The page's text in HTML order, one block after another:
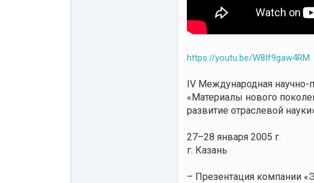
https://youtu.be/W8If9gaw4RM
IV Международная научно-
«Материалы нового
развитие отраслевой
27–28 января 2005 г.
г. Казань
– Презентация компании